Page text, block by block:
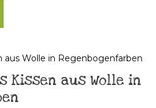
Kissen aus Wolle in